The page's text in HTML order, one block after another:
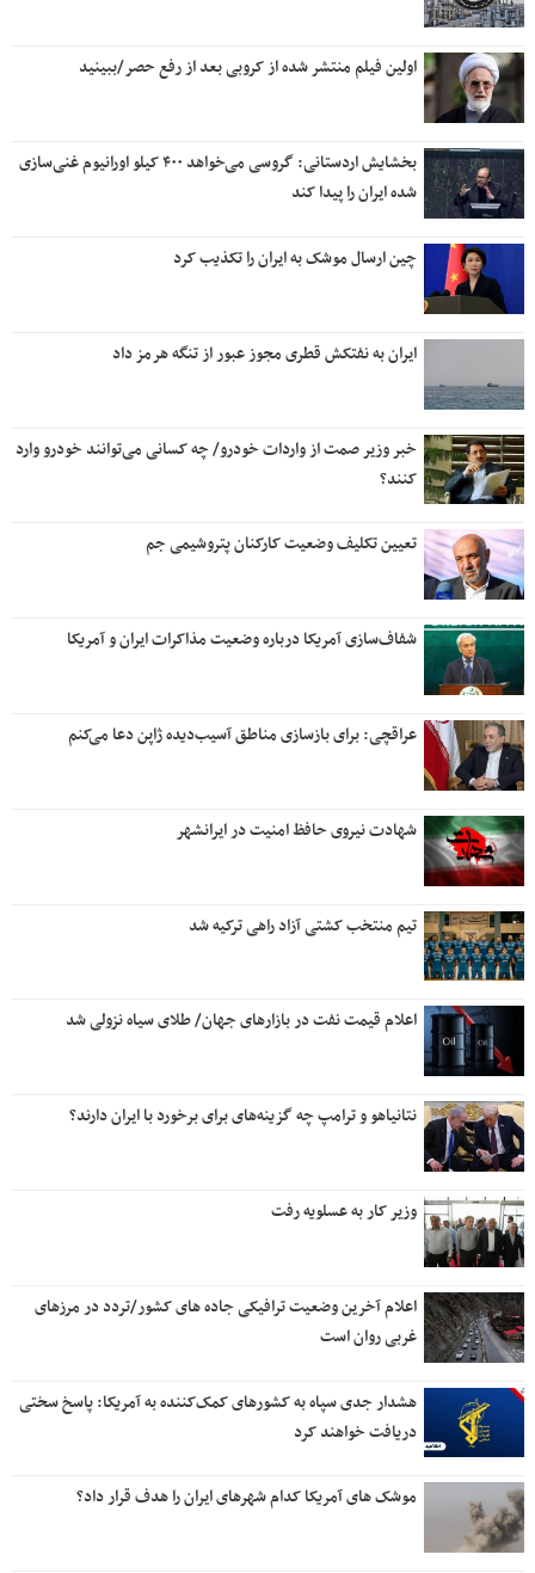
اولین فیلم منتشر شده از کروبی بعد از رفع حصر/ببینید
بخشایش اردستانی: گروسی می‌خواهد ۴۰۰ کیلو اورانیوم غنی‌سازی
شده ایران را پیدا کند
چین ارسال موشک به ایران را تکذیب کرد
ایران به نفتکش قطری مجوز عبور از تنگه هرمز داد
خبر وزیر صمت از واردات خودرو/ چه کسانی می‌توانند خودرو وارد
کنند؟
تعیین تکلیف وضعیت کارکنان پتروشیمی جم
شفاف‌سازی آمریکا درباره وضعیت مذاکرات ایران و آمریکا
عراقچی: برای بازسازی مناطق آسیب‌دیده ژاپن دعا می‌کنم
شهادت نیروی حافظ امنیت در ایرانشهر
تیم منتخب کشتی آزاد راهی ترکیه شد
اعلام قیمت نفت در بازارهای جهان/ طلای سیاه نزولی شد
نتانیاهو و ترامپ چه گزینه‌های برای برخورد با ایران دارند؟
وزیر کار به عسلویه رفت
اعلام آخرین وضعیت ترافیکی جاده های کشور/تردد در مرزهای
غربی روان است
هشدار جدی سپاه به کشورهای کمک‌کننده به آمریکا: پاسخ سختی
دریافت خواهند کرد
موشک های آمریکا کدام شهرهای ایران را هدف قرار داد؟